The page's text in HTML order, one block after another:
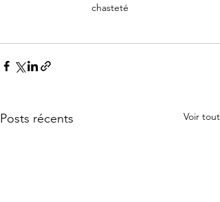
chasteté
Posts récents Voir tout